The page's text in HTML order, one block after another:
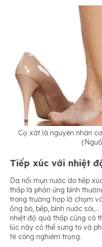
Cọ xát là nguyên nhân
Tiếp xúc với nhiệt
Da nổi mụn nước do tiếp
thấp là phản ứng bình
trong trường hợp lỡ chạm
ống bô, bếp, bình nước
nhiệt độ quá thấp cũng có
lúc này có thể sưng to và
tê cóng nghiêm trọng.